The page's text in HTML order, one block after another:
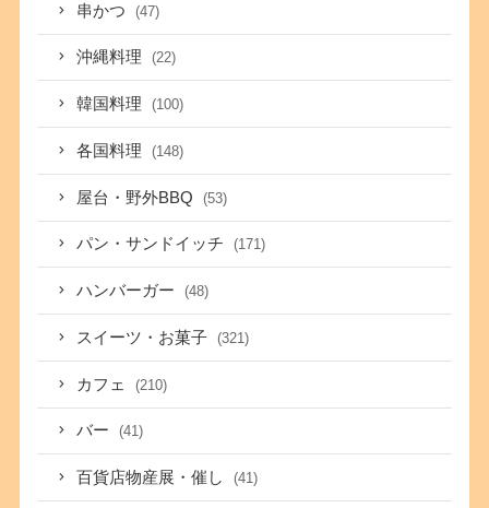
串かつ (47)
沖縄料理 (22)
韓国料理 (100)
各国料理 (148)
屋台・野外BBQ (53)
パン・サンドイッチ (171)
ハンバーガー (48)
スイーツ・お菓子 (321)
カフェ (210)
バー (41)
百貨店物産展・催し (41)